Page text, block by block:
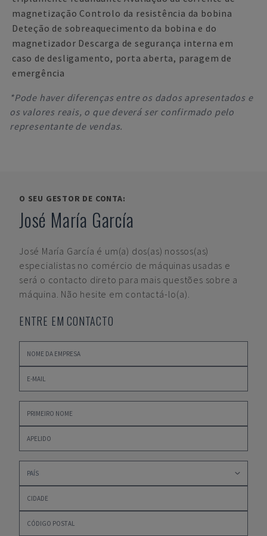
magnetização Controlo da resistência da bobina
Deteção de sobreaquecimento da bobina e do
magnetizador Descarga de segurança interna em
caso de desligamento, porta aberta, paragem de
emergência
*Pode haver diferenças entre os dados apresentados e
os valores reais, o que deverá ser confirmado pelo
representante de vendas.
O SEU GESTOR DE CONTA:
José María García
José María García é um(a) dos(as) nossos(as)
especialistas no comércio de máquinas usadas e
será o contacto direto para mais questões sobre a
máquina. Não hesite em contactá-lo(a).
ENTRE EM CONTACTO